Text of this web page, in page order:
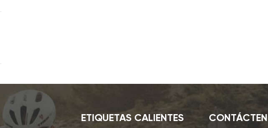
ETIQUETAS CALIENTES